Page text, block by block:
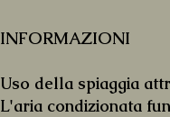
INFORMAZIONI
Uso della spiaggia
L'aria condizionata